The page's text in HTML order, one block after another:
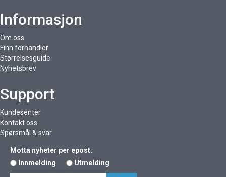
Informasjon
Om oss
Finn forhandler
Størrelsesguide
Nyhetsbrev
Support
Kundesenter
Kontakt oss
Spørsmål & svar
Motta nyheter per epost.
Innmelding
Utmelding